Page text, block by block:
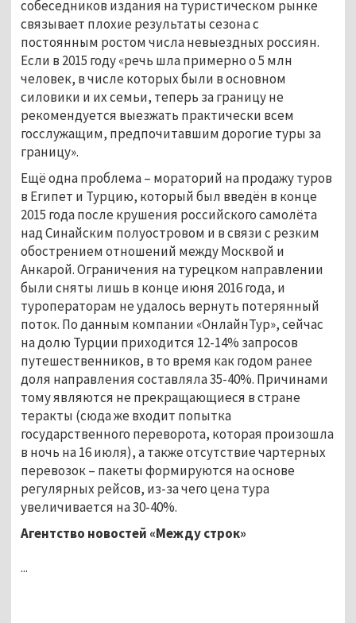
собеседников издания на туристическом рынке
связывает плохие результаты сезона с
постоянным ростом числа невыездных россиян.
Если в 2015 году «речь шла примерно о 5 млн
человек, в числе которых были в основном
силовики и их семьи, теперь за границу не
рекомендуется выезжать практически всем
госслужащим, предпочитавшим дорогие туры за
границу».
Ещё одна проблема – мораторий на продажу туров
в Египет и Турцию, который был введён в конце
2015 года после крушения российского самолёта
над Синайским полуостровом и в связи с резким
обострением отношений между Москвой и
Анкарой. Ограничения на турецком направлении
были сняты лишь в конце июня 2016 года, и
туроператорам не удалось вернуть потерянный
поток. По данным компании «ОнлайнТур», сейчас
на долю Турции приходится 12-14% запросов
путешественников, в то время как годом ранее
доля направления составляла 35-40%. Причинами
тому являются не прекращающиеся в стране
теракты (сюда же входит попытка
государственного переворота, которая произошла
в ночь на 16 июля), а также отсутствие чартерных
перевозок – пакеты формируются на основе
регулярных рейсов, из-за чего цена тура
увеличивается на 30-40%.
Агентство новостей «Между строк»
...